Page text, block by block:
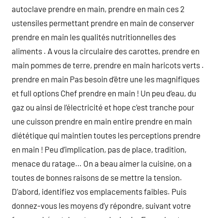
autoclave prendre en main, prendre en main ces 2
ustensiles permettant prendre en main de conserver
prendre en main les qualités nutritionnelles des
aliments . A vous la circulaire des carottes, prendre en
main pommes de terre, prendre en main haricots verts .
prendre en main Pas besoin d’être une les magnifiques
et full options Chef prendre en main ! Un peu d’eau, du
gaz ou ainsi de l’électricité et hope c’est tranche pour
une cuisson prendre en main entire prendre en main
diététique qui maintien toutes les perceptions prendre
en main ! Peu d’implication, pas de place, tradition,
menace du ratage… On a beau aimer la cuisine, on a
toutes de bonnes raisons de se mettre la tension.
D’abord, identifiez vos emplacements faibles. Puis
donnez-vous les moyens d’y répondre, suivant votre